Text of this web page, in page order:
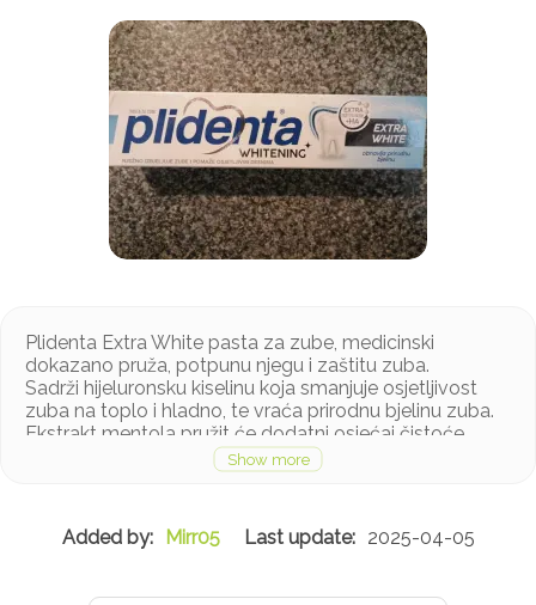
Plidenta Extra White pasta za zube, medicinski
dokazano pruža, potpunu njegu i zaštitu zuba.
Sadrži hijeluronsku kiselinu koja smanjuje osjetljivost
zuba na toplo i hladno, te vraća prirodnu bjelinu zuba.
Ekstrakt mentola pružit će dodatni osjećaj čistoće.
Zahvaljujući umirujućim i antioksidativnim svojstvima
nježno će ukloniti mrlje na zubima i obnoviti zubnu
Mirr05
2025-04-05